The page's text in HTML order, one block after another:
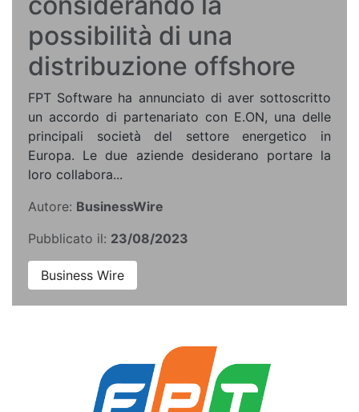
possibilità di una
distribuzione offshore
FPT Software ha annunciato di aver sottoscritto
un accordo di partenariato con E.ON, una delle
principali società del settore energetico in
Europa. Le due aziende desiderano portare la
loro collabora...
Autore: BusinessWire
Pubblicato il: 23/08/2023
Business Wire